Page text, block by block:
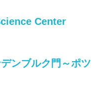
Center
ンブルク門～ポツ